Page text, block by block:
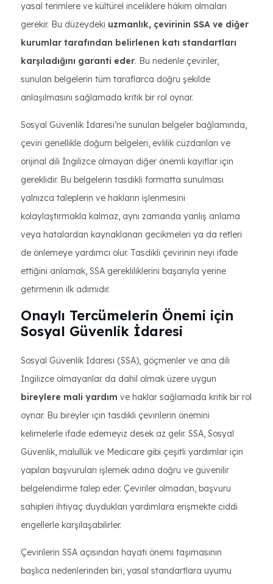
yasal terimlere ve kültürel inceliklere hâkim olmaları
gerekir. Bu düzeydeki uzmanlık, çevirinin SSA ve diğer
kurumlar tarafından belirlenen katı standartları
karşıladığını garanti eder. Bu nedenle çeviriler,
sunulan belgelerin tüm taraflarca doğru şekilde
anlaşılmasını sağlamada kritik bir rol oynar.
Sosyal Güvenlik İdaresi’ne sunulan belgeler bağlamında,
çeviri genellikle doğum belgeleri, evlilik cüzdanları ve
orijinal dili İngilizce olmayan diğer önemli kayıtlar için
gereklidir. Bu belgelerin tasdikli formatta sunulması
yalnızca taleplerin ve hakların işlenmesini
kolaylaştırmakla kalmaz, aynı zamanda yanlış anlama
veya hatalardan kaynaklanan gecikmeleri ya da retleri
de önlemeye yardımcı olur. Tasdikli çevirinin neyi ifade
ettiğini anlamak, SSA gerekliliklerini başarıyla yerine
getirmenin ilk adımıdır.
Onaylı Tercümelerin Önemi için
Sosyal Güvenlik İdaresi
Sosyal Güvenlik İdaresi (SSA), göçmenler ve ana dili
İngilizce olmayanlar da dahil olmak üzere uygun
bireylere mali yardım ve haklar sağlamada kritik bir rol
oynar. Bu bireyler için tasdikli çevirilerin önemini
kelimelerle ifade edemeyiz desek az gelir. SSA, Sosyal
Güvenlik, malullük ve Medicare gibi çeşitli yardımlar için
yapılan başvuruları işlemek adına doğru ve güvenilir
belgelendirme talep eder. Çeviriler olmadan, başvuru
sahipleri ihtiyaç duydukları yardımlara erişmekte ciddi
engellerle karşılaşabilirler.
Çevirilerin SSA açısından hayati önemi taşımasının
başlıca nedenlerinden biri, yasal standartlara uyumu